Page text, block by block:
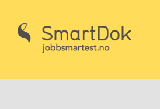
content